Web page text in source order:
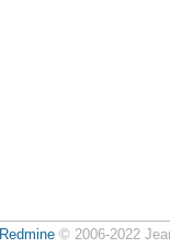
Redmine© 2006-2022